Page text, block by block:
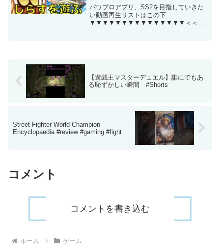
たり実況
パワプロアプリ、SS2を目指していきた
い動画再生リストはこの下
▼▼▼▼▼▼▼▼▼▼▼▼▼▼▼＜＜＜
【遊戯王マスターデュエル】誰にでもあ
る恥ずかしい瞬間 #Shorts
Street Fighter World Champion
Encyclopaedia #review #gaming #fight
コメント
コメントを書き込む
ホーム ゲーム